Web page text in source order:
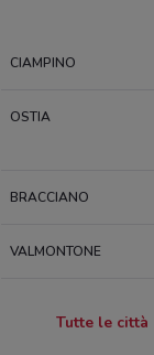
CIAMPINO
OSTIA
BRACCIANO
VALMONTONE
Tutte le città